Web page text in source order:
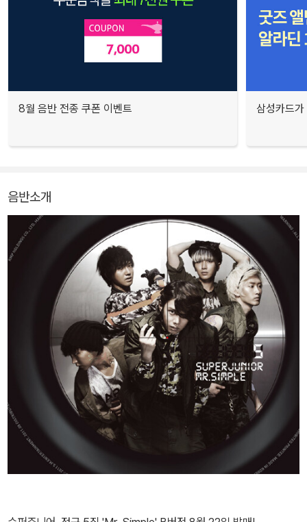
8월 음반 전종 쿠폰 이벤트 삼성카드
음반소개